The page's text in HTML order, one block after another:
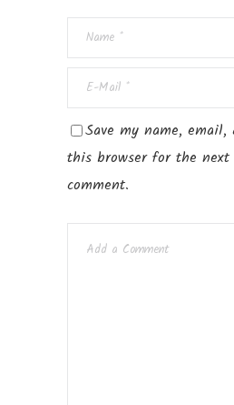
Save my name,
this browser for the
comment.